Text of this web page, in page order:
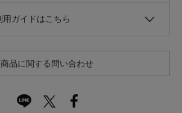
ガイドはこちら
商品に関する問い合わせ